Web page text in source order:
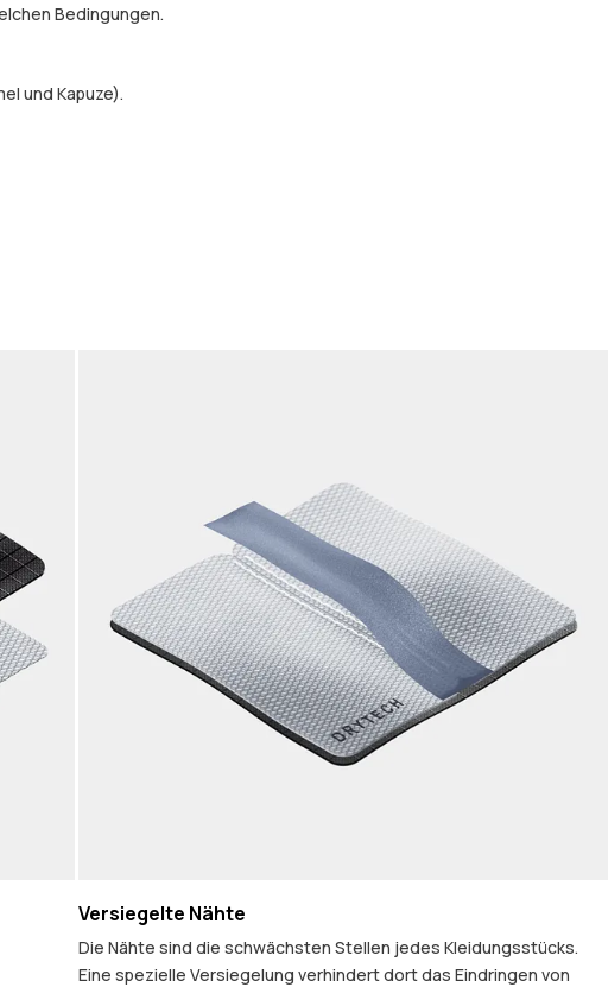
Bedingungen.
und Kapuze).
Versiegelte Nähte
Die Nähte sind die schwächsten Stellen jedes Kleidungsstücks.
Eine spezielle Versiegelung verhindert dort das Eindringen von